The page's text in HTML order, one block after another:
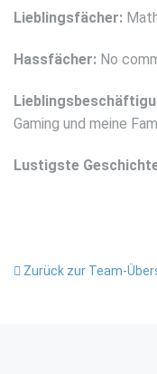
Lieblingsfächer:
Hassfächer: No
Gaming und meine
Lustigste
Zurück zur Team-